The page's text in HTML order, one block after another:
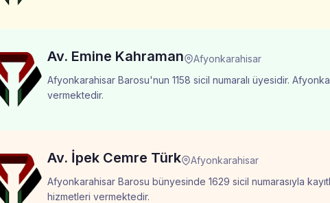
Av. Emine Kahraman
Afyonkarahisar
Afyonkarahisar Barosu'nun 1158 sicil numaralı üyesidir.
vermektedir.
Av. İpek Cemre Türk
Afyonkarahisar
Afyonkarahisar Barosu bünyesinde 1629 sicil numarasıyla
hizmetleri vermektedir.